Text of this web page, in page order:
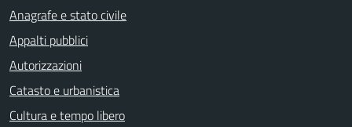
Anagrafe e stato civile
Appalti pubblici
Autorizzazioni
Catasto e urbanistica
Cultura e tempo libero